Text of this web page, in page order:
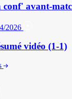
avant-
2026
vidéo (1-1)